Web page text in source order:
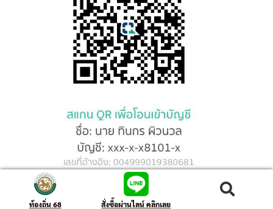
ท้องถิ่น 68 สั่งซื้อผ่านไลน์ คลิกเลย